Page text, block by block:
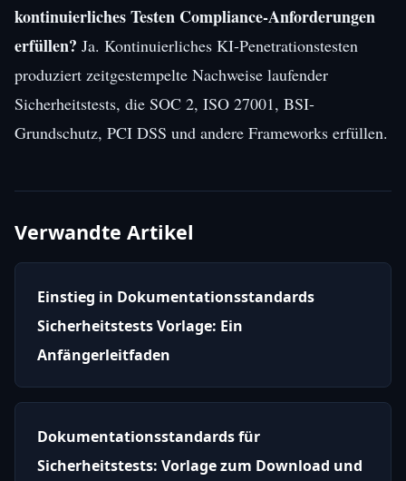
kontinuierliches Testen Compliance-Anforderungen
erfüllen? Ja. Kontinuierliches KI-Penetrationstesten
produziert zeitgestempelte Nachweise laufender
Sicherheitstests, die SOC 2, ISO 27001, BSI-
Grundschutz, PCI DSS und andere Frameworks erfüllen.
Verwandte Artikel
Einstieg in Dokumentationsstandards
Sicherheitstests Vorlage: Ein
Anfängerleitfaden
Dokumentationsstandards für
Sicherheitstests: Vorlage zum Download und